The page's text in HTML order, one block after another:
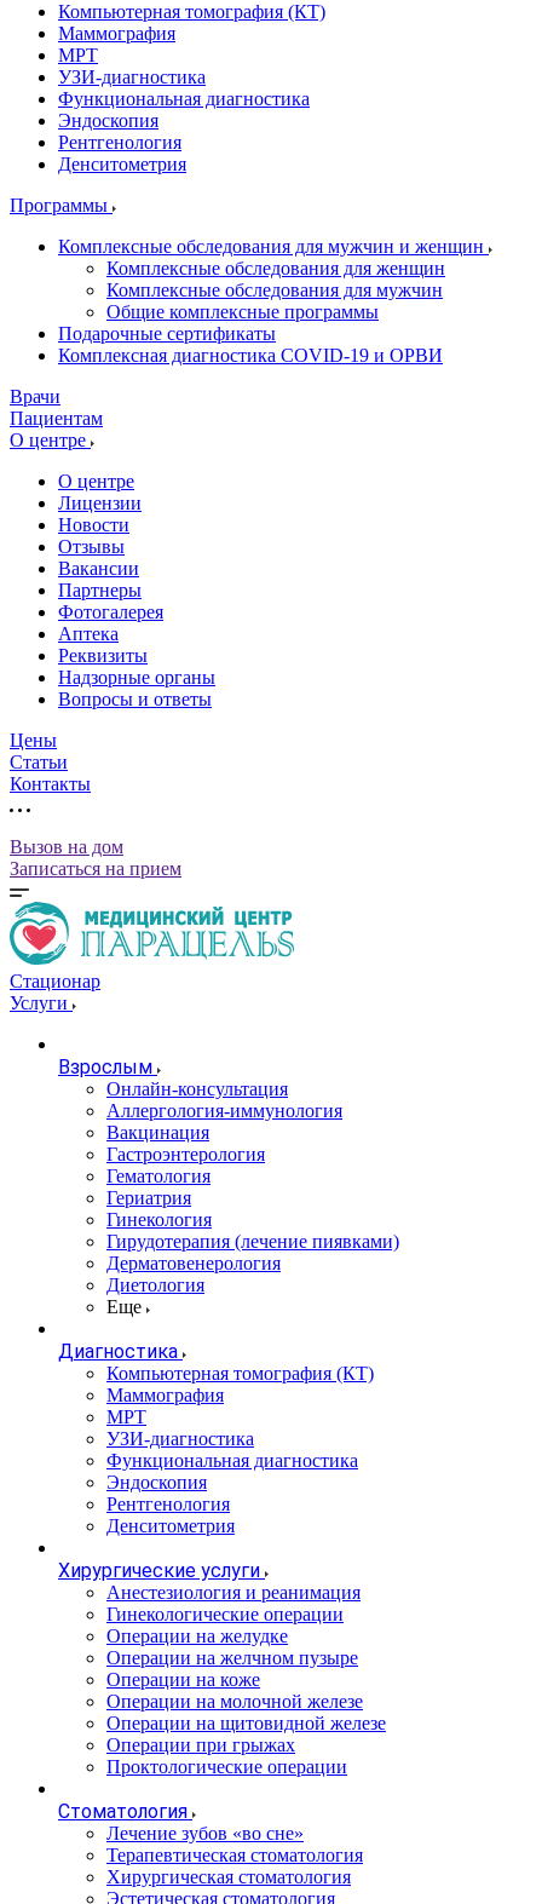
Компьютерная томография (КТ)
Маммография
МРТ
УЗИ-диагностика
Функциональная диагностика
Эндоскопия
Рентгенология
Денситометрия
Программы
Комплексные обследования для мужчин и женщин
Комплексные обследования для женщин
Комплексные обследования для мужчин
Общие комплексные программы
Подарочные сертификаты
Комплексная диагностика COVID-19 и ОРВИ
Врачи
Пациентам
О центре
О центре
Лицензии
Новости
Отзывы
Вакансии
Партнеры
Фотогалерея
Аптека
Реквизиты
Надзорные органы
Вопросы и ответы
Цены
Статьи
Контакты
Вызов на дом
Записаться на прием
Стационар
Услуги
Взрослым
Онлайн-консультация
Аллергология-иммунология
Вакцинация
Гастроэнтерология
Гематология
Гериатрия
Гинекология
Гирудотерапия (лечение пиявками)
Дерматовенерология
Диетология
Еще
Диагностика
Компьютерная томография (КТ)
Маммография
МРТ
УЗИ-диагностика
Функциональная диагностика
Эндоскопия
Рентгенология
Денситометрия
Хирургические услуги
Анестезиология и реанимация
Гинекологические операции
Операции на желудке
Операции на желчном пузыре
Операции на коже
Операции на молочной железе
Операции на щитовидной железе
Операции при грыжах
Проктологические операции
Стоматология
Лечение зубов «во сне»
Терапевтическая стоматология
Хирургическая стоматология
Эстетическая стоматология